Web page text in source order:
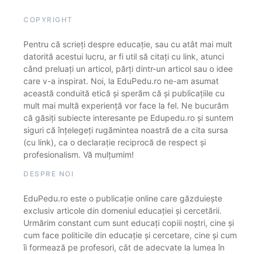
COPYRIGHT
Pentru că scrieți despre educație, sau cu atât mai mult
datorită acestui lucru, ar fi util să citați cu link, atunci
când preluați un articol, părți dintr-un articol sau o idee
care v-a inspirat. Noi, la EduPedu.ro ne-am asumat
această conduită etică și sperăm că și publicațiile cu
mult mai multă experiență vor face la fel. Ne bucurăm
că găsiți subiecte interesante pe Edupedu.ro și suntem
siguri că înțelegeți rugămintea noastră de a cita sursa
(cu link), ca o declarație reciprocă de respect și
profesionalism. Vă mulțumim!
DESPRE NOI
EduPedu.ro este o publicație online care găzduiește
exclusiv articole din domeniul educației și cercetării.
Urmărim constant cum sunt educați copiii noștri, cine și
cum face politicile din educație și cercetare, cine și cum
îi formează pe profesori, cât de adecvate la lumea în